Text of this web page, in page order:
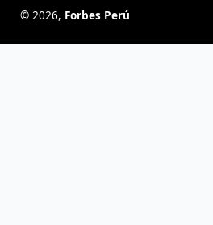
© 2026, Forbes Perú